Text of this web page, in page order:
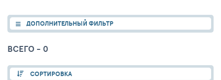
ДОПОЛНИТЕЛЬНЫЙ ФИЛЬТР
ВСЕГО - 0
СОРТИРОВКА